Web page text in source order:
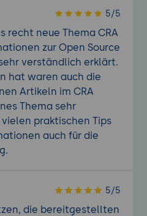
5/5
recht neue Thema CRA
zur Open Source
verständlich erklärt.
hat waren auch die
Artikeln im CRA
Thema sehr
praktischen Tips
auch für die
5/5
die bereitgestellten